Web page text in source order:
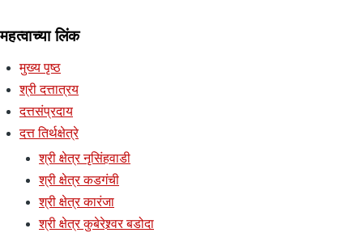
महत्वाच्या लिंक
मुख्य पृष्ठ
श्री दत्तात्रय
दत्तसंप्रदाय
दत्त तिर्थक्षेत्रे
श्री क्षेत्र नृसिंहवाडी
श्री क्षेत्र कडगंची
श्री क्षेत्र कारंजा
श्री क्षेत्र कुबेरेश्र्वर बडोदा